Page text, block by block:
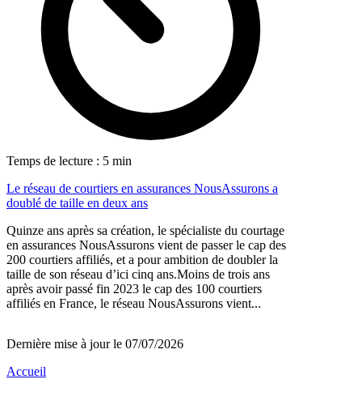
Temps de lecture : 5 min
Le réseau de courtiers en assurances NousAssurons a
doublé de taille en deux ans
Quinze ans après sa création, le spécialiste du courtage
en assurances NousAssurons vient de passer le cap des
200 courtiers affiliés, et a pour ambition de doubler la
taille de son réseau d’ici cinq ans.Moins de trois ans
après avoir passé fin 2023 le cap des 100 courtiers
affiliés en France, le réseau NousAssurons vient...
Dernière mise à jour le 07/07/2026
Accueil